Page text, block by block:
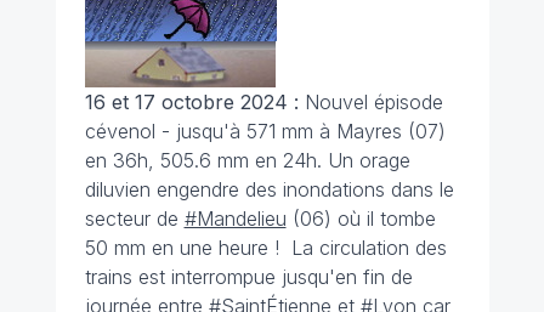
16 et 17 octobre 2024 : Nouvel épisode
cévenol - jusqu'à 571 mm à Mayres (07)
en 36h, 505.6 mm en 24h. Un orage
diluvien engendre des inondations dans le
secteur de #Mandelieu (06) où il tombe
50 mm en une heure ! La circulation des
trains est interrompue jusqu'en fin de
journée entre #SaintÉtienne et #Lyon car